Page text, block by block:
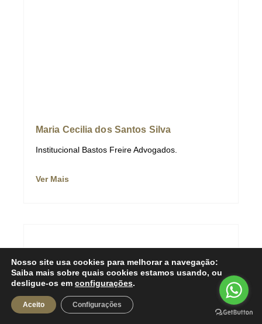
Maria Cecilia dos Santos Silva
Institucional Bastos Freire Advogados.
Ver Mais
Nosso site usa cookies para melhorar a navegação:
Saiba mais sobre quais cookies estamos usando, ou
desligue-os em configurações.
Aceito Configurações